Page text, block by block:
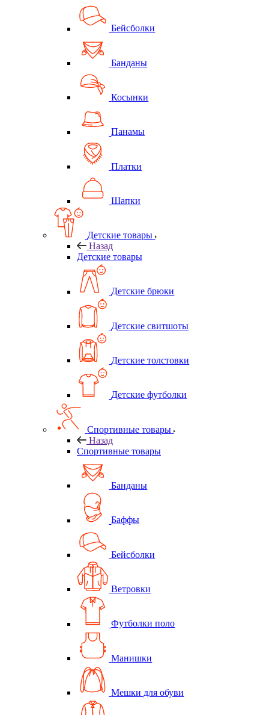
Бейсболки
Банданы
Косынки
Панамы
Платки
Шапки
Детские товары
Назад
Детские товары
Детские брюки
Детские свитшоты
Детские толстовки
Детские футболки
Спортивные товары
Назад
Спортивные товары
Банданы
Баффы
Бейсболки
Ветровки
Футболки поло
Манишки
Мешки для обуви